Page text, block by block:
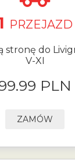
PRZEJAZD
stronę do
V-XI
PLN
ZAMÓW